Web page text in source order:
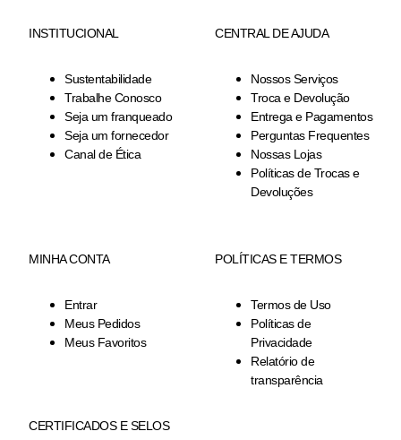
INSTITUCIONAL
Sustentabilidade
Trabalhe Conosco
Seja um franqueado
Seja um fornecedor
Canal de Ética
CENTRAL DE AJUDA
Nossos Serviços
Troca e Devolução
Entrega e Pagamentos
Perguntas Frequentes
Nossas Lojas
Políticas de Trocas e
Devoluções
MINHA CONTA
Entrar
Meus Pedidos
Meus Favoritos
POLÍTICAS E TERMOS
Termos de Uso
Políticas de
Privacidade
Relatório de
transparência
CERTIFICADOS E SELOS